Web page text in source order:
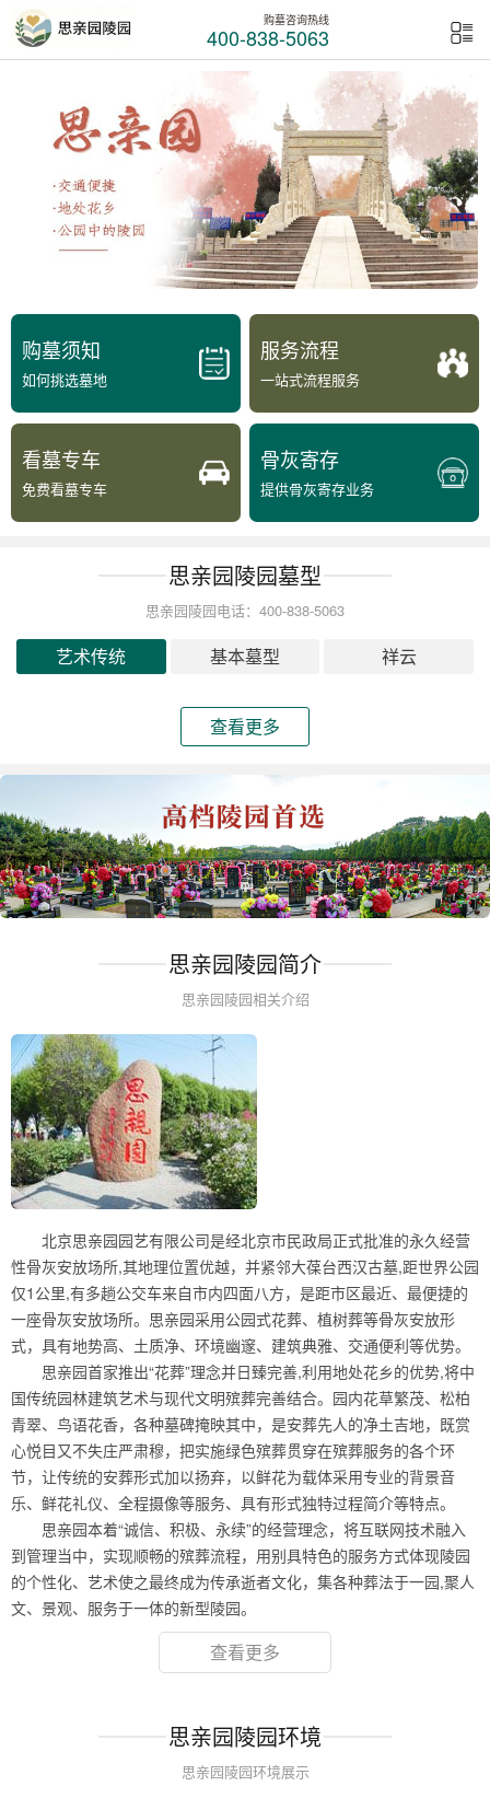
购墓咨询热线
400-838-5063
购墓须知
如何挑选墓地
服务流程
一站式流程服务
看墓专车
免费看墓专车
骨灰寄存
提供骨灰寄存业务
思亲园陵园墓型
思亲园陵园电话：400-838-5063
艺术传统 基本墓型 祥云
查看更多
思亲园陵园简介
思亲园陵园相关介绍
北京思亲园园艺有限公司是经北京市民政局正式批准的永久经营
性骨灰安放场所,其地理位置优越，并紧邻大葆台西汉古墓,距世界公园
仅1公里,有多趟公交车来自市内四面八方，是距市区最近、最便捷的
一座骨灰安放场所。思亲园采用公园式花葬、植树葬等骨灰安放形
式，具有地势高、土质净、环境幽邃、建筑典雅、交通便利等优势。
思亲园首家推出“花葬”理念并日臻完善,利用地处花乡的优势,将中
国传统园林建筑艺术与现代文明殡葬完善结合。园内花草繁茂、松柏
青翠、鸟语花香，各种墓碑掩映其中，是安葬先人的净土吉地，既赏
心悦目又不失庄严肃穆，把实施绿色殡葬贯穿在殡葬服务的各个环
节，让传统的安葬形式加以扬弃，以鲜花为载体采用专业的背景音
乐、鲜花礼仪、全程摄像等服务、具有形式独特过程简介等特点。
思亲园本着“诚信、积极、永续”的经营理念，将互联网技术融入
到管理当中，实现顺畅的殡葬流程，用别具特色的服务方式体现陵园
的个性化、艺术使之最终成为传承逝者文化，集各种葬法于一园,聚人
文、景观、服务于一体的新型陵园。
查看更多
思亲园陵园环境
思亲园陵园环境展示